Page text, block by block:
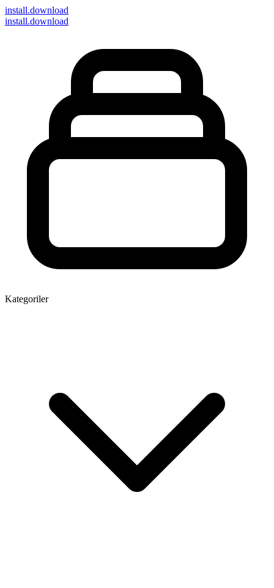
install.download
install.download
Kategoriler